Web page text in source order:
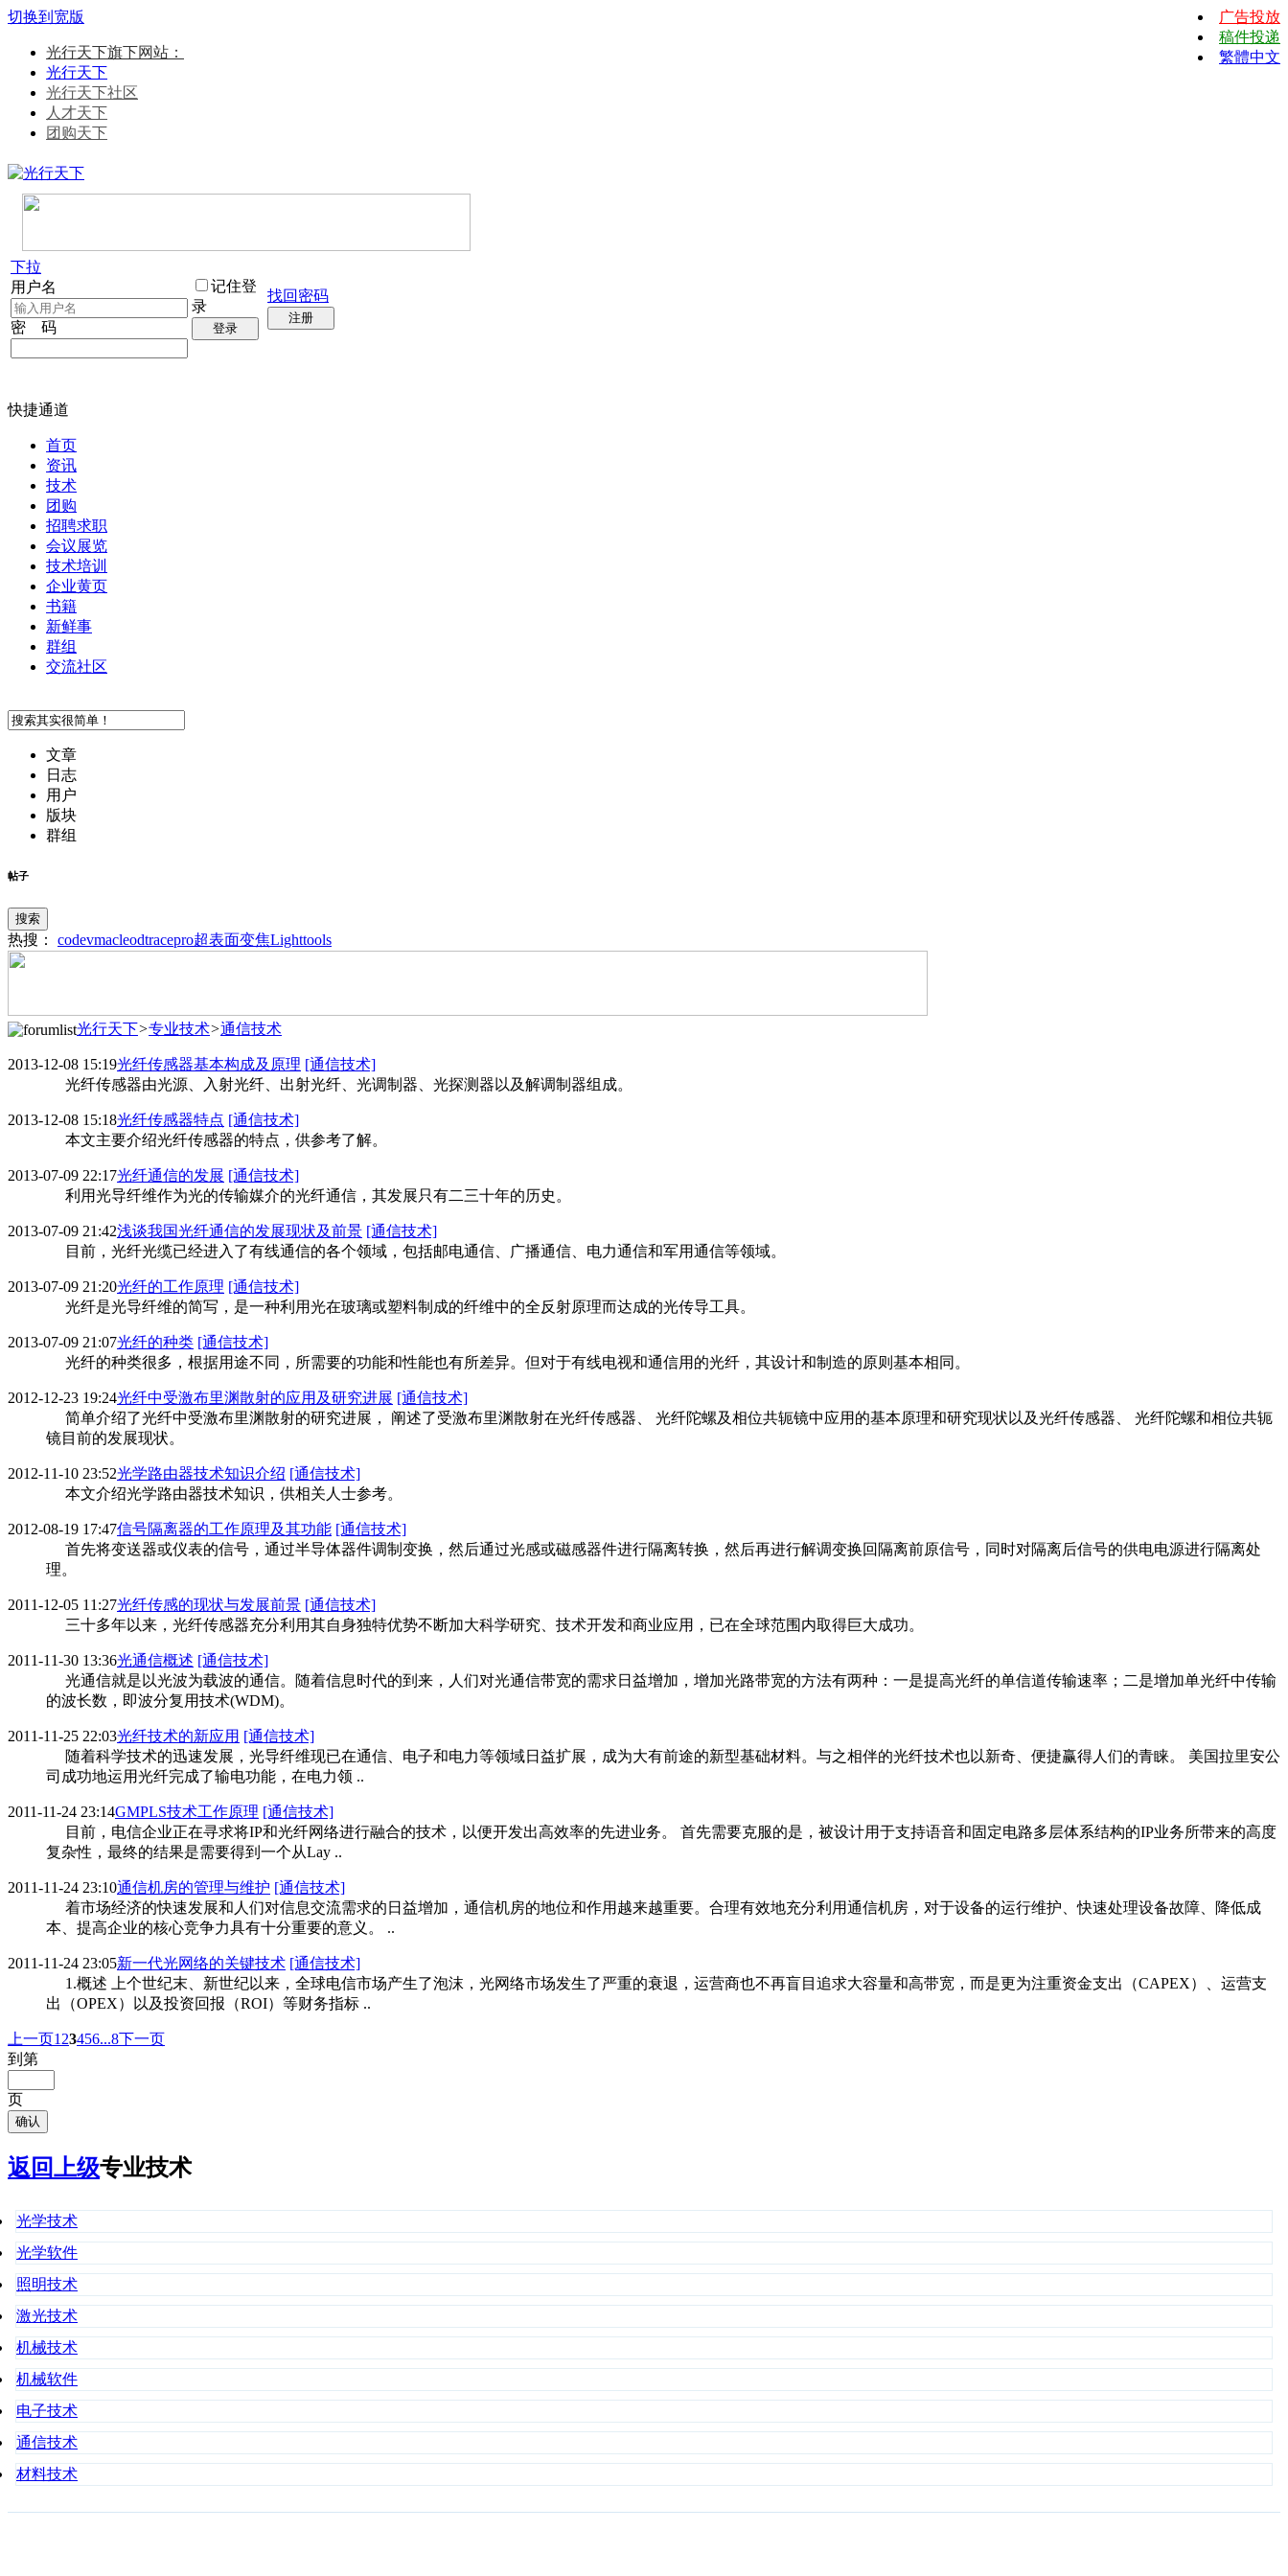
切换到宽版
广告投放
稿件投递
繁體中文
光行天下旗下网站：
光行天下
光行天下社区
人才天下
团购天下
下拉
用户名
密 码
记住登
录
登录
找回密码
注册
快捷通道
首页
资讯
技术
团购
招聘求职
会议展览
技术培训
企业黄页
书籍
新鲜事
群组
交流社区
文章
日志
用户
版块
群组
帖子
搜索
热搜： codevmacleodtracepro超表面变焦Lighttools
光行天下>专业技术>通信技术
2013-12-08 15:19光纤传感器基本构成及原理 [通信技术]
光纤传感器由光源、入射光纤、出射光纤、光调制器、光探测器以及解调制器组成。
2013-12-08 15:18光纤传感器特点 [通信技术]
本文主要介绍光纤传感器的特点，供参考了解。
2013-07-09 22:17光纤通信的发展 [通信技术]
利用光导纤维作为光的传输媒介的光纤通信，其发展只有二三十年的历史。
2013-07-09 21:42浅谈我国光纤通信的发展现状及前景 [通信技术]
目前，光纤光缆已经进入了有线通信的各个领域，包括邮电通信、广播通信、电力通信和军用通信等领域。
2013-07-09 21:20光纤的工作原理 [通信技术]
光纤是光导纤维的简写，是一种利用光在玻璃或塑料制成的纤维中的全反射原理而达成的光传导工具。
2013-07-09 21:07光纤的种类 [通信技术]
光纤的种类很多，根据用途不同，所需要的功能和性能也有所差异。但对于有线电视和通信用的光纤，其设计和制造的原则基本相同。
2012-12-23 19:24光纤中受激布里渊散射的应用及研究进展 [通信技术]
简单介绍了光纤中受激布里渊散射的研究进展， 阐述了受激布里渊散射在光纤传感器、 光纤陀螺及相位共轭镜中应用的基本原理和研究现状以及光纤传感器、 光纤陀螺和相位共轭
镜目前的发展现状。
2012-11-10 23:52光学路由器技术知识介绍 [通信技术]
本文介绍光学路由器技术知识，供相关人士参考。
2012-08-19 17:47信号隔离器的工作原理及其功能 [通信技术]
首先将变送器或仪表的信号，通过半导体器件调制变换，然后通过光感或磁感器件进行隔离转换，然后再进行解调变换回隔离前原信号，同时对隔离后信号的供电电源进行隔离处
理。
2011-12-05 11:27光纤传感的现状与发展前景 [通信技术]
三十多年以来，光纤传感器充分利用其自身独特优势不断加大科学研究、技术开发和商业应用，已在全球范围内取得巨大成功。
2011-11-30 13:36光通信概述 [通信技术]
光通信就是以光波为载波的通信。随着信息时代的到来，人们对光通信带宽的需求日益增加，增加光路带宽的方法有两种：一是提高光纤的单信道传输速率；二是增加单光纤中传输
的波长数，即波分复用技术(WDM)。
2011-11-25 22:03光纤技术的新应用 [通信技术]
随着科学技术的迅速发展，光导纤维现已在通信、电子和电力等领域日益扩展，成为大有前途的新型基础材料。与之相伴的光纤技术也以新奇、便捷赢得人们的青睐。 美国拉里安公
司成功地运用光纤完成了输电功能，在电力领 ..
2011-11-24 23:14GMPLS技术工作原理 [通信技术]
目前，电信企业正在寻求将IP和光纤网络进行融合的技术，以便开发出高效率的先进业务。 首先需要克服的是，被设计用于支持语音和固定电路多层体系结构的IP业务所带来的高度
复杂性，最终的结果是需要得到一个从Lay ..
2011-11-24 23:10通信机房的管理与维护 [通信技术]
着市场经济的快速发展和人们对信息交流需求的日益增加，通信机房的地位和作用越来越重要。合理有效地充分利用通信机房，对于设备的运行维护、快速处理设备故障、降低成
本、提高企业的核心竞争力具有十分重要的意义。 ..
2011-11-24 23:05新一代光网络的关键技术 [通信技术]
1.概述 上个世纪末、新世纪以来，全球电信市场产生了泡沫，光网络市场发生了严重的衰退，运营商也不再盲目追求大容量和高带宽，而是更为注重资金支出（CAPEX）、运营支
出（OPEX）以及投资回报（ROI）等财务指标 ..
上一页1 23456...8下一页
到第
页
确认
返回上级专业技术
光学技术
光学软件
照明技术
激光技术
机械技术
机械软件
电子技术
通信技术
材料技术